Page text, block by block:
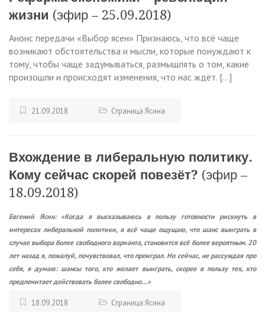
жизни (эфир – 25.09.2018)
Анонс передачи «Выбор ясен» Признаюсь, что всё чаще
возникают обстоятельства и мысли, которые понуждают к
тому, чтобы чаще задумываться, размышлять о том, какие
произошли и происходят изменения, что нас ждёт. […]
21.09.2018 Страница Ясина
Вхождение в либеральную политику.
Кому сейчас скорей повезёт? (эфир –
18.09.2018)
Евгений Ясин: «Когда я высказываюсь в пользу готовности рискнуть в
интересах либеральной политики, я всё чаще ощущаю, что шанс выиграть в
случае выбора более свободного варианта, становится всё более вероятным. 20
лет назад я, пожалуй, почувствовал, что проиграл. Но сейчас, не рассуждая про
себя, я думаю: шансы того, кто желает выиграть, скорее в пользу тех, кто
предпочитает действовать более свободно…»
18.09.2018 Страница Ясина